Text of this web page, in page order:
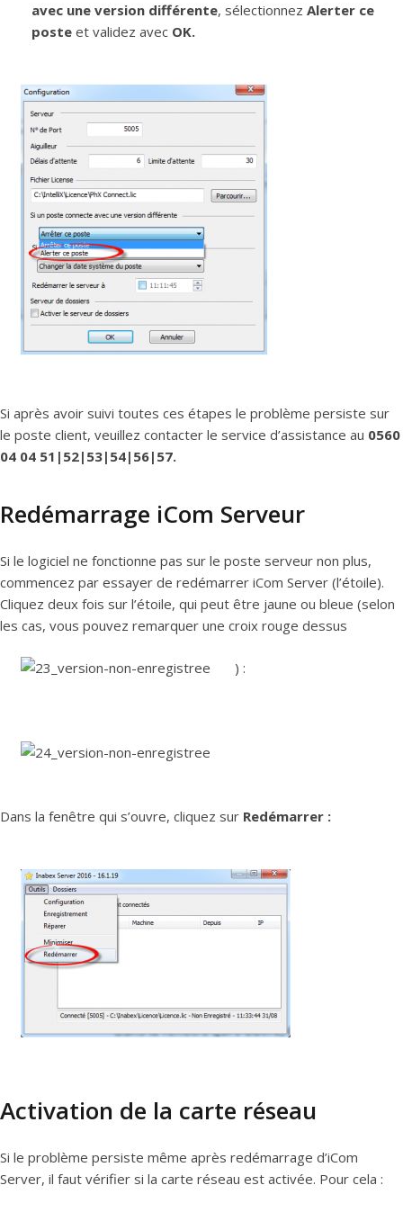
avec une version différente, sélectionnez Alerter ce
poste et validez avec OK.
Si après avoir suivi toutes ces étapes le problème persiste sur
le poste client, veuillez contacter le service d’assistance au 0560
04 04 51|52|53|54|56|57.
Redémarrage iCom Serveur
Si le logiciel ne fonctionne pas sur le poste serveur non plus,
commencez par essayer de redémarrer iCom Server (l’étoile).
Cliquez deux fois sur l’étoile, qui peut être jaune ou bleue (selon
les cas, vous pouvez remarquer une croix rouge dessus
) :
Dans la fenêtre qui s’ouvre, cliquez sur Redémarrer :
Activation de la carte réseau
Si le problème persiste même après redémarrage d’iCom
Server, il faut vérifier si la carte réseau est activée. Pour cela :